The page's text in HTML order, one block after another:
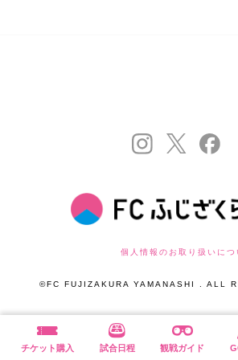
個人情報のお取り扱いにつ
©FC FUJIZAKURA YAMANASHI . ALL
チケット購入 試合日程 観戦ガイド